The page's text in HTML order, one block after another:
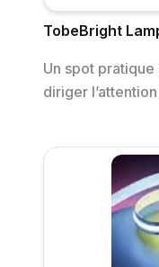
TobeBright
Un spot
diriger